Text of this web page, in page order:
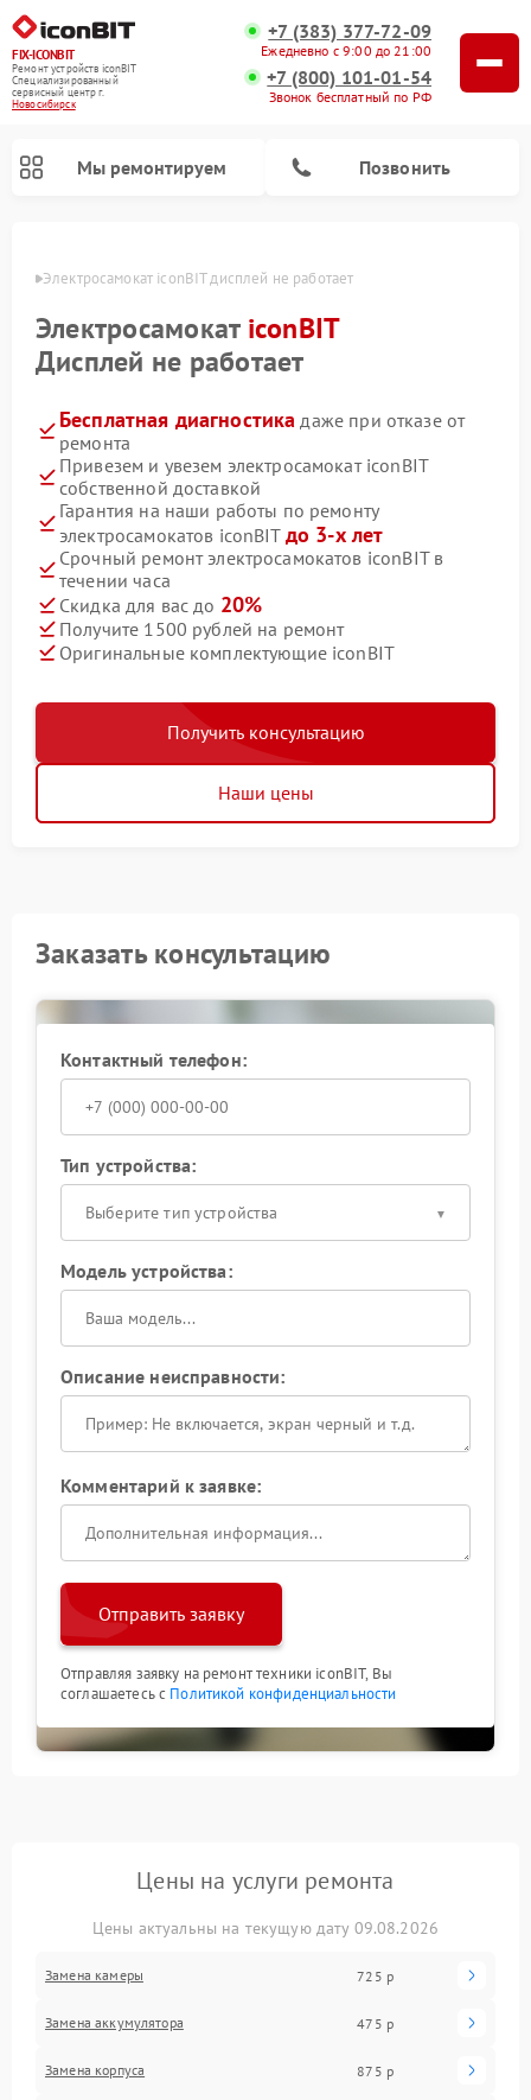
FIX-ICONBIT
Ремонт устройств iconBIT
Специализированный
cервисный центр г.
Новосибирск
+7 (383) 377-72-09
Ежедневно с 9:00 до 21:00
+7 (800) 101-01-54
Звонок бесплатный по РФ
Мы ремонтируем Позвонить
Электросамокат iconBIT дисплей не работает
Электросамокат iconBIT
Дисплей не работает
Бесплатная диагностика даже при отказе от
ремонта
Привезем и увезем электросамокат iconBIT
собственной доставкой
Гарантия на наши работы по ремонту
электросамокатов iconBIT до 3-х лет
Срочный ремонт электросамокатов iconBIT в
течении часа
Скидка для вас до 20%
Получите 1500 рублей на ремонт
Оригинальные комплектующие iconBIT
Получить консультацию
Наши цены
Заказать консультацию
Контактный телефон:
Тип устройства:
Выберите тип устройства
Модель устройства:
Описание неисправности:
Комментарий к заявке:
Отправить заявку
Отправляя заявку на ремонт техники iconBIT, Вы
соглашаетесь с Политикой конфиденциальности
Цены на услуги ремонта
Цены актуальны на текущую дату 09.08.2026
Замена камеры 725 р
Замена аккумулятора 475 р
Замена корпуса 875 р